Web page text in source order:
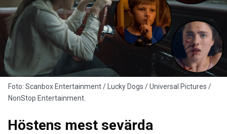
Foto: Scanbox Entertainment / Lucky Dogs / Universal Pictures /
NonStop Entertainment.
Höstens mest sevärda